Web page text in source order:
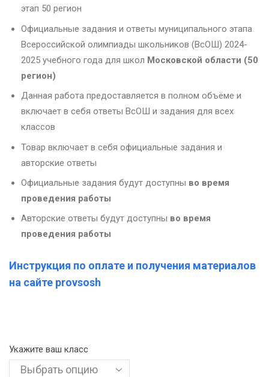
этап 50 регион
Официальные задания и ответы муниципального этапа
Всероссийской олимпиады школьников (ВсОШ) 2024-
2025 учебного года для школ Московской области (50
регион)
Данная работа предоставляется в полном объёме и
включает в себя ответы ВсОШ и задания для всех
классов
Товар включает в себя официальные задания и
авторские ответы
Официальные задания будут доступны во время
проведения работы
Авторские ответы будут доступны во время
проведения работы
Инструкция по оплате и получения материалов
на сайте provsosh
Укажите ваш класс